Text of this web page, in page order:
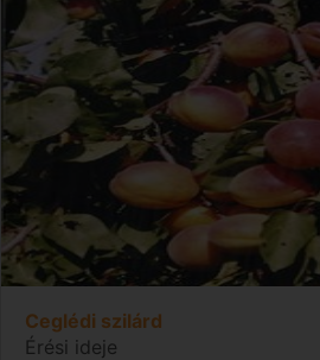
Ceglédi szilárd
Érési ideje